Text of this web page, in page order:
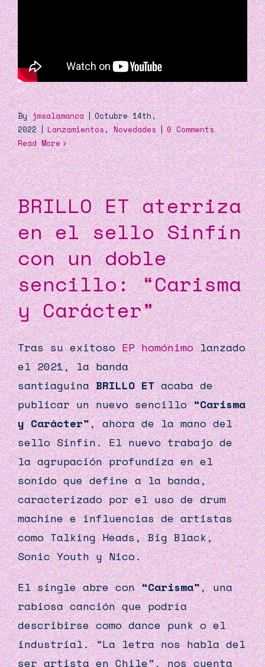
Byjmsalamanca | Octubre 14th,
2022 | Lanzamientos,Novedades | 0 Comments
Read More
BRILLO ET aterriza
en el sello Sinfín
con un doble
sencillo: “Carisma
y Carácter”
Tras su exitosoEP homónimolanzado
el 2021, la banda
santiaguinaBRILLO ETacaba de
publicar un nuevo sencillo“Carisma
y Carácter”, ahora de la mano del
selloSinfín. El nuevo trabajo de
la agrupación profundiza en el
sonido que define a la banda,
caracterizado por el uso de drum
machine e influencias de artistas
como Talking Heads, Big Black,
Sonic Youth y Nico.
El single abre con“Carisma”, una
rabiosa canción que podría
describirse como dance punk o el
industrial. “La letra nos habla del
ser artista en Chile”, nos cuenta